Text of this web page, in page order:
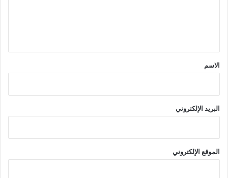
*
الاسم
البريد الإلكتروني
الموقع الإلكتروني